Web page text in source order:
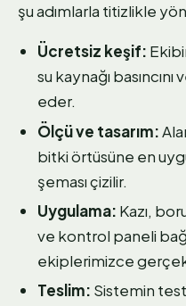
şu adımlarla titizlikle
Ücretsiz keşif:
su kaynağı basıncını
eder.
Ölçü ve tasarım:
bitki örtüsüne en
şeması çizilir.
Uygulama: Kazı,
ve kontrol paneli
ekiplerimizce
Teslim: Sistemin